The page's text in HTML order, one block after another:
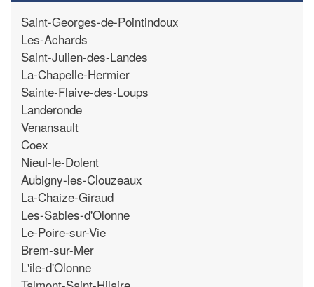
Saint-Georges-de-Pointindoux
Les-Achards
Saint-Julien-des-Landes
La-Chapelle-Hermier
Sainte-Flaive-des-Loups
Landeronde
Venansault
Coex
Nieul-le-Dolent
Aubigny-les-Clouzeaux
La-Chaize-Giraud
Les-Sables-d'Olonne
Le-Poire-sur-Vie
Brem-sur-Mer
L'ile-d'Olonne